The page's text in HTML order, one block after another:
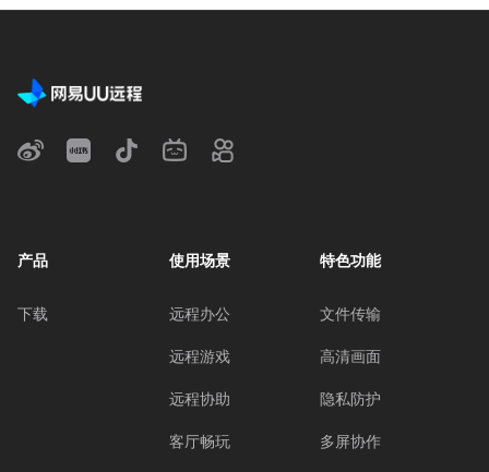
产品
下载
使用场景
远程办公
远程游戏
远程协助
客厅畅玩
特色功能
文件传输
高清画面
隐私防护
多屏协作